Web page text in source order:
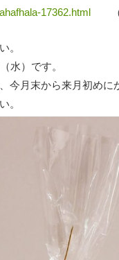
17362.html （
。
水）です。
今月末から来月初めに
。